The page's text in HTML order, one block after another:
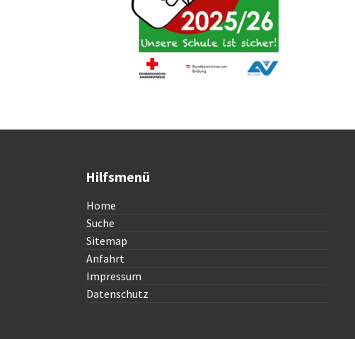
Hilfsmenü
Home
Suche
Sitemap
Anfahrt
Impressum
Datenschutz